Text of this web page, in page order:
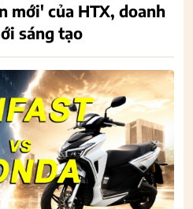
mới' của HTX, doanh
sáng tạo